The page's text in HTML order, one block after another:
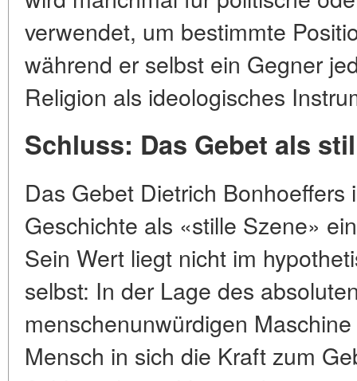
verwendet, um bestimmte
während er selbst ein Gegner
Religion als ideologisches
Schluss: Das Gebet als
Das Gebet Dietrich
Geschichte als «stille Szene»
Sein Wert liegt nicht im
selbst: In der Lage des
menschenunwürdigen
Mensch in sich die Kraft zum